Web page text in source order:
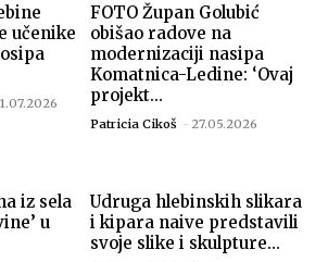
učenike
FOTO Župan Golubić
obišao radove na
modernizaciji nasipa
Komatnica-Ledine: ‘Ovaj
projekt...
Patricia Cikoš - 27.05.2026
iz sela
u
Udruga hlebinskih slikara
i kipara naive predstavili
svoje slike i skulpture...